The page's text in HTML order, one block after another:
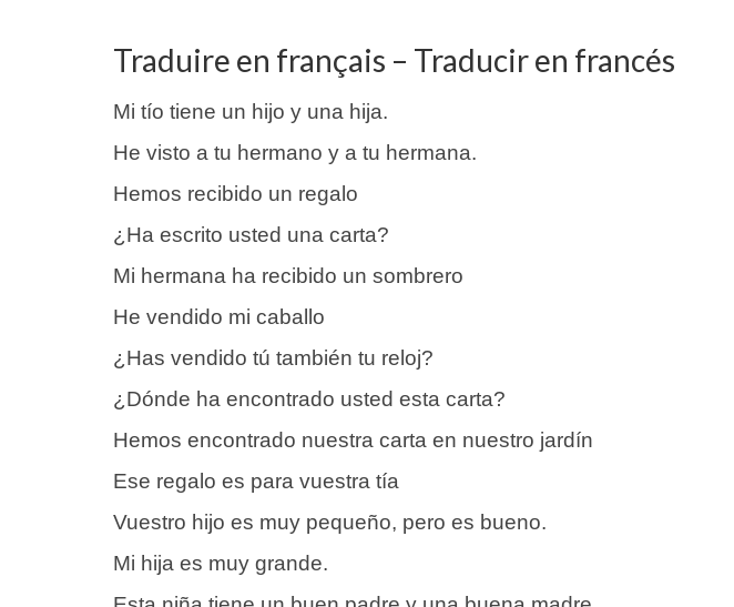
Traduire en français – Traducir en francés
Mi tío tiene un hijo y una hija.
He visto a tu hermano y a tu hermana.
Hemos recibido un regalo
¿Ha escrito usted una carta?
Mi hermana ha recibido un sombrero
He vendido mi caballo
¿Has vendido tú también tu reloj?
¿Dónde ha encontrado usted esta carta?
Hemos encontrado nuestra carta en nuestro jardín
Ese regalo es para vuestra tía
Vuestro hijo es muy pequeño, pero es bueno.
Mi hija es muy grande.